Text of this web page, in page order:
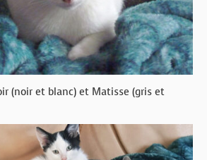
(noir et blanc) et Matisse (gris et